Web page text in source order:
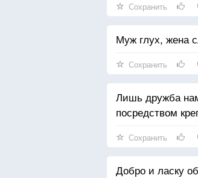
Сохранить
Муж глух, жена
Сохранить
Лишь дружба
посредством
Сохранить
Добро и ласку